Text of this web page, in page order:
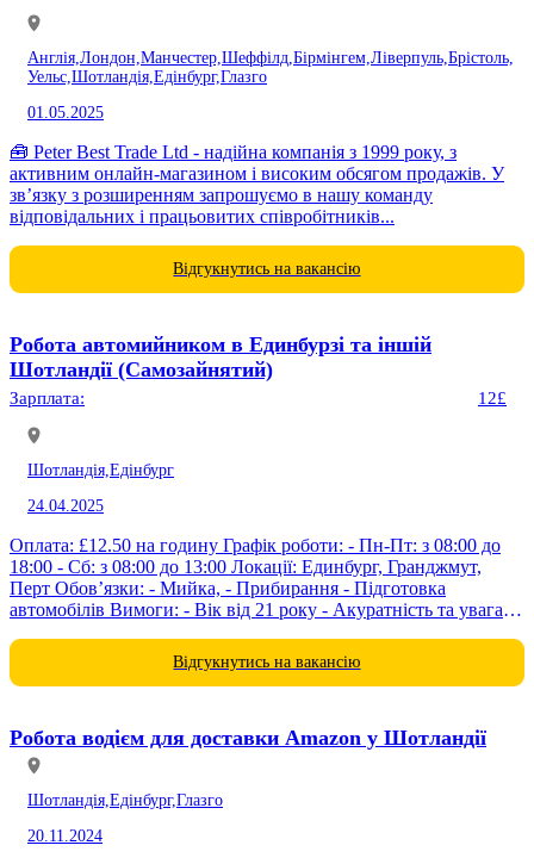
Англія, Лондон, Манчестер, Шеффілд, Бірмінгем, Ліверпуль, Брістоль,
Уельс, Шотландія, Едінбург,Глазго
01.05.2025
🧰 Peter Best Trade Ltd - надійна компанія з 1999 року, з
активним онлайн-магазином і високим обсягом продажів. У
зв’язку з розширенням запрошуємо в нашу команду
відповідальних і працьовитих співробітників...
Відгукнутись на вакансію
Робота автомийником в Единбурзі та іншій
Шотландії (Самозайнятий)
Зарплата: 12£
Шотландія, Едінбург
24.04.2025
Оплата: £12.50 на годину Графік роботи: - Пн-Пт: з 08:00 до
18:00 - Сб: з 08:00 до 13:00 Локації: Единбург, Гранджмут,
Перт Обов’язки: - Мийка, - Прибирання - Підготовка
автомобілів Вимоги: - Вік від 21 року - Акуратність та увага
Відгукнутись на вакансію
Робота водієм для доставки Amazon у Шотландії
Шотландія, Едінбург,Глазго
20.11.2024